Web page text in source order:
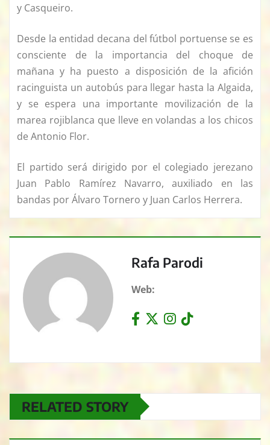
y Casqueiro.
Desde la entidad decana del fútbol portuense se es
consciente de la importancia del choque de
mañana y ha puesto a disposición de la afición
racinguista un autobús para llegar hasta la Algaida,
y se espera una importante movilización de la
marea rojiblanca que lleve en volandas a los chicos
de Antonio Flor.
El partido será dirigido por el colegiado jerezano
Juan Pablo Ramírez Navarro, auxiliado en las
bandas por Álvaro Tornero y Juan Carlos Herrera.
Rafa Parodi
Web:
RELATED STORY